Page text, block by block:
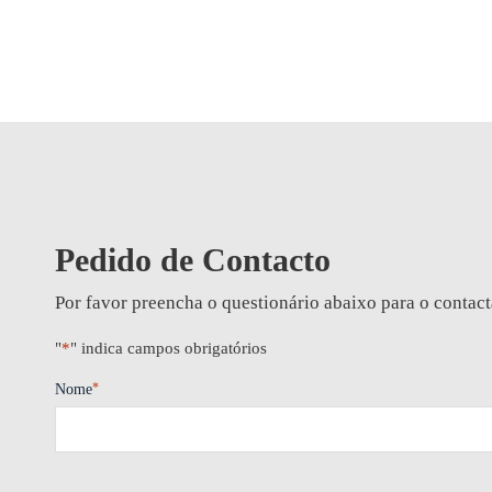
Pedido de Contacto
Por favor preencha o questionário abaixo para o
"*" indica campos obrigatórios
Nome*